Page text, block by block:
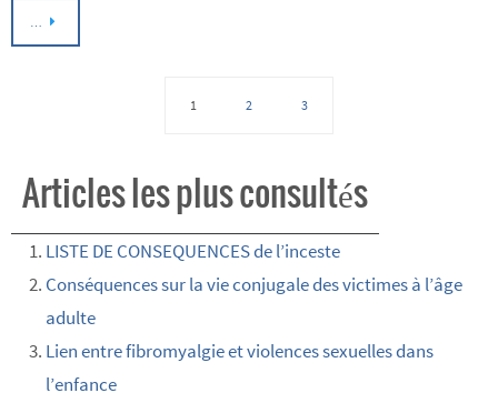
1 2 3
Articles les plus consultés
LISTE DE CONSEQUENCES de l’inceste
Conséquences sur la vie conjugale des victimes à l’âge
adulte
Lien entre fibromyalgie et violences sexuelles dans
l’enfance